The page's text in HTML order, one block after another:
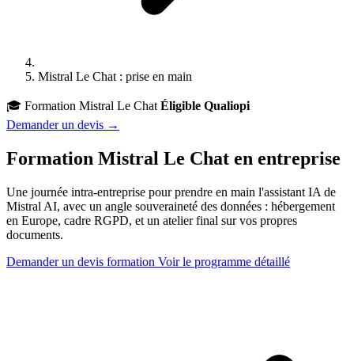
Mistral Le Chat : prise en main
🎓 Formation Mistral Le Chat Éligible Qualiopi
Demander un devis →
Formation Mistral Le Chat en entreprise
Une journée intra-entreprise pour prendre en main l'assistant IA de
Mistral AI, avec un angle souveraineté des données : hébergement
en Europe, cadre RGPD, et un atelier final sur vos propres
documents.
Demander un devis formation Voir le programme détaillé